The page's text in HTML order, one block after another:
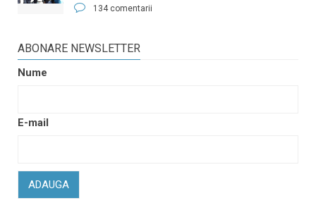
134 comentarii
ABONARE NEWSLETTER
Nume
E-mail
ADAUGA